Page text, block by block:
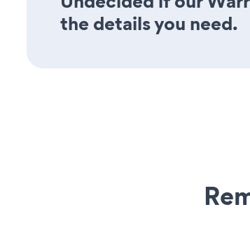
the details you need.